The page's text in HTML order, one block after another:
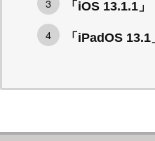
「iOS 13.1.1
「iPadOS